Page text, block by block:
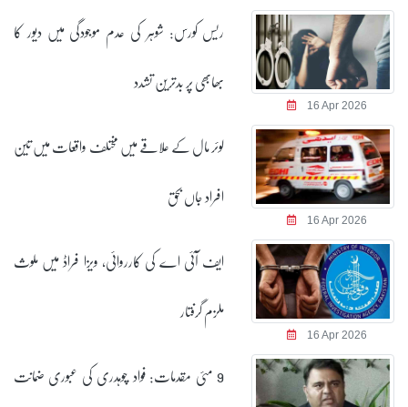
16 Apr 2026
ریس کورس: شوہر کی عدم موجودگی میں دیور کا
بھابھی پر بدترین تشدد
16 Apr 2026
لوئر مال کے علاقے میں مختلف واقعات میں تین
افراد جاں بحق
16 Apr 2026
ایف آئی اے کی کارروائی، ویزا فراڈ میں ملوث
ملزم گرفتار
9 مئی مقدمات: فواد چوہدری کی عبوری ضمانت